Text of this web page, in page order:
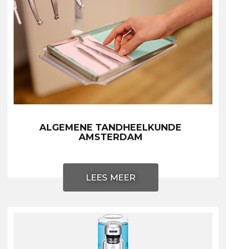
ALGEMENE TANDHEELKUNDE
AMSTERDAM
LEES MEER